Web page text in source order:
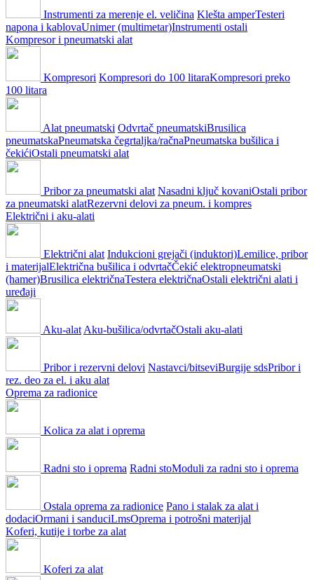
Instrumenti za merenje el. veličina Klešta amperTesteri
napona i kablovaUnimer (multimetar)Instrumenti ostali
Kompresor i pneumatski alat
Kompresori Kompresori do 100 litaraKompresori preko
100 litara
Alat pneumatski Odvrtač pneumatskiBrusilica
pneumatskaPneumatska čegrtaljka/račnaPneumatska bušilica i
čekićiOstali pneumatski alat
Pribor za pneumatski alat Nasadni ključ kovaniOstali pribor
za pneumatski alatRezervni delovi za pneum. i kompres
Električni i aku-alati
Električni alat Indukcioni grejači (induktori)Lemilice, pribor
i materijalElektrična bušilica i odvrtačČekić elektropneumatski
(hamer)Brusilica električnaTestera električnaOstali električni alati i
uređaji
Aku-alat Aku-bušilica/odvrtačOstali aku-alati
Pribor i rezervni delovi Nastavci/bitseviBurgije sdsPribor i
rez. deo za el. i aku alat
Oprema za radionice
Kolica za alat i oprema
Radni sto i oprema Radni stoModuli za radni sto i oprema
Ostala oprema za radionice Pano i stalak za alat i
dodaciOrmani i sanduciLmsOprema i potrošni materijal
Koferi, kutije i torbe za alat
Koferi za alat